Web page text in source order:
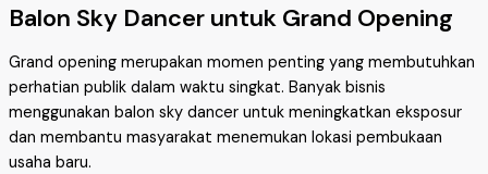
Balon Sky Dancer untuk Grand Opening
Grand opening merupakan momen penting yang membutuhkan
perhatian publik dalam waktu singkat. Banyak bisnis
menggunakan balon sky dancer untuk meningkatkan eksposur
dan membantu masyarakat menemukan lokasi pembukaan
usaha baru.